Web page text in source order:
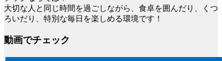
大切な人と同じ時間を過ごしながら、食卓を囲んだり、くつ
ろいだり、特別な毎日を楽しめる環境です！
動画でチェック